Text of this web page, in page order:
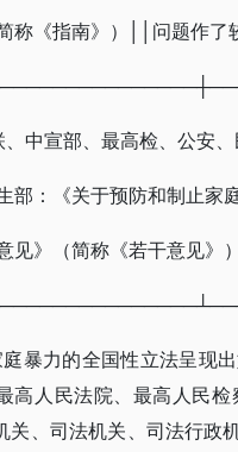
称《指南》）││问题作了
、中宣部、最高检、公安
部：《关于预防和制止家
见》（简称《若干意见》
暴力的全国性立法呈现
高人民法院、最高人民
关、司法机关、司法行政